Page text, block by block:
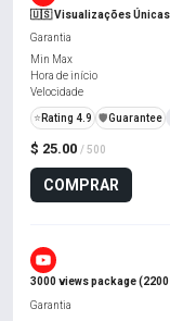
🇺🇸 Visualizações Únicas
$ 25.00 / 500
COMPRAR
Garantia
Min Max
Hora de início
Velocidade
⭐ Rating 4.9 ️🛡️Guarantee
3000 views package
Garantia